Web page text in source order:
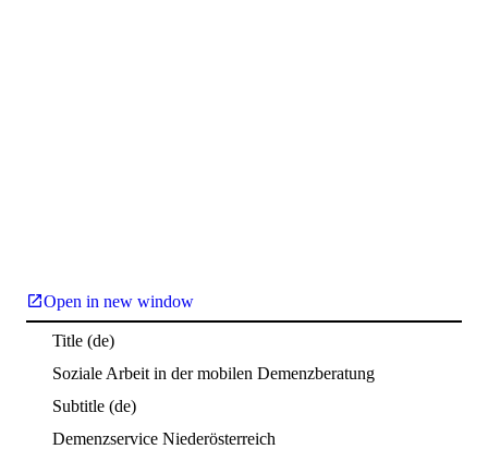
Open in new window
Title (de)
Soziale Arbeit in der mobilen Demenzberatung
Subtitle (de)
Demenzservice Niederösterreich